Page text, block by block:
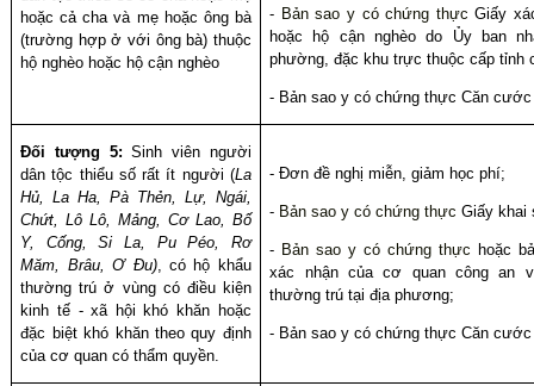
hoặc cả cha và mẹ hoặc ông bà
(trường hợp ở với ông bà) thuộc
hộ nghèo hoặc hộ cận nghèo
- Bản sao y có chứng thựcGiấy
hoặc hộ cận nghèo do Ủy ban
phường, đặc khu trực thuộc cấp tỉnh
- Bản sao y có chứng thực Căn cước
Đối tượng 5:Sinh viên người
dân tộc thiểu số rất ít người (La
Hủ, La Ha, Pà Thẻn, Lự, Ngái,
Chứt, Lô Lô, Mảng, Cơ Lao, Bố
Y, Cống, Si La, Pu Péo, Rơ
Măm, Brâu, Ơ Đu), có hộ khẩu
thường trúở vùng có điều kiện
kinh tế - xã hội khó khăn hoặc
đặc biệt khó khăn theo quy định
của cơ quan có thẩm quyền.
- Đơn đề nghị miễn, giảm học phí;
- Bản sao y có chứng thực Giấy khai
- Bản sao y có chứng thực hoặc
xác nhận của cơ quan công an
thường trú tại địa phương;
- Bản sao y có chứng thực Căn cước